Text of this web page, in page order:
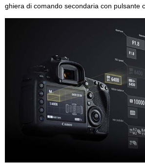
ghiera di comando secondaria con pulsante